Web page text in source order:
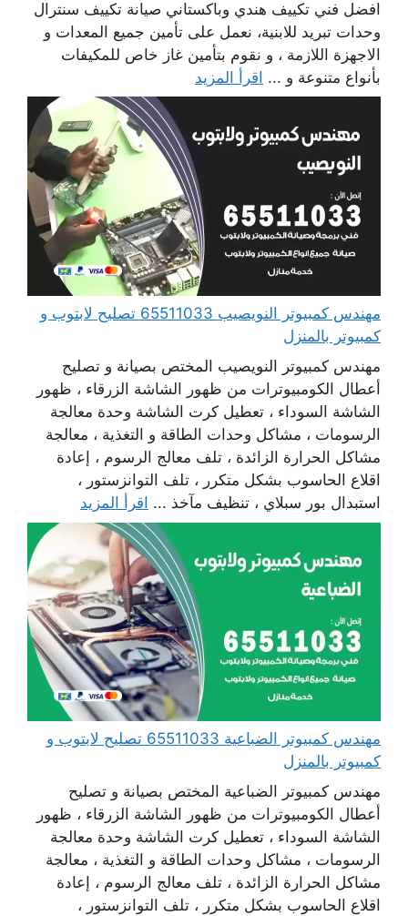
افضل فني تكييف هندي وباكستاني صيانة تكييف سنترال
وحدات تبريد للابنية، نعمل على تأمين جميع المعدات و
الاجهزة اللازمة ، و نقوم بتأمين غاز خاص للمكيفات
بأنواع متنوعة و ... اقرأ المزيد
مهندس كمبيوتر النويصيب 65511033 تصليح لابتوب و
كمبيوتر بالمنزل
مهندس كمبيوتر النويصيب المختص بصيانة و تصليح
أعطال الكومبيوترات من ظهور الشاشة الزرقاء ، ظهور
الشاشة السوداء ، تعطيل كرت الشاشة وحدة معالجة
الرسومات ، مشاكل وحدات الطاقة و التغذية ، معالجة
مشاكل الحرارة الزائدة ، تلف معالج الرسوم ، إعادة
اقلاع الحاسوب بشكل متكرر ، تلف التوانزستور ،
استبدال بور سبلاي ، تنظيف مآخذ ... اقرأ المزيد
مهندس كمبيوتر الضباعية 65511033 تصليح لابتوب و
كمبيوتر بالمنزل
مهندس كمبيوتر الضباعية المختص بصيانة و تصليح
أعطال الكومبيوترات من ظهور الشاشة الزرقاء ، ظهور
الشاشة السوداء ، تعطيل كرت الشاشة وحدة معالجة
الرسومات ، مشاكل وحدات الطاقة و التغذية ، معالجة
مشاكل الحرارة الزائدة ، تلف معالج الرسوم ، إعادة
اقلاع الحاسوب بشكل متكرر ، تلف التوانزستور ،